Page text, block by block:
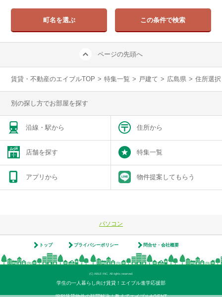
町名を選ぶ この条件で検索
ページの先頭へ
賃貸・不動産のエイブルTOP > 特集一覧 > 戸建て > 広島県 > 住所選択
別の探し方でお部屋を探す
沿線・駅から 住所から
店舗を探す 特集一覧
アプリから 物件提案してもらう
パソコン
トップ プライバシーポリシー 問合せ・会社概要
(C) ABLE INC. All rights reserved.
学生の一人暮らし向け賃貸！エイブル進学応援部